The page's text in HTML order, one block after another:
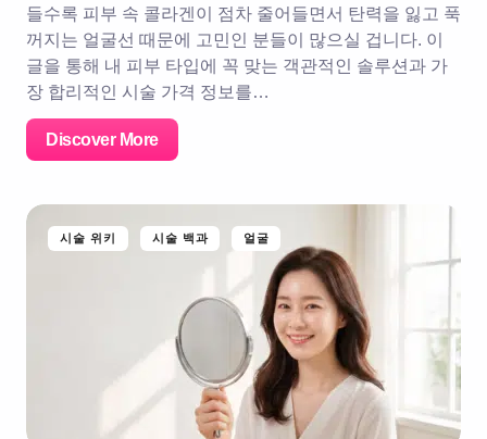
들수록 피부 속 콜라겐이 점차 줄어들면서 탄력을 잃고 푹
꺼지는 얼굴선 때문에 고민인 분들이 많으실 겁니다. 이
글을 통해 내 피부 타입에 꼭 맞는 객관적인 솔루션과 가
장 합리적인 시술 가격 정보를…
Discover More
시술 위키 시술 백과 얼굴